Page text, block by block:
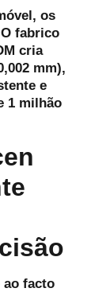
os
fabrico
cria
mm),
e
1 milhão
ao facto